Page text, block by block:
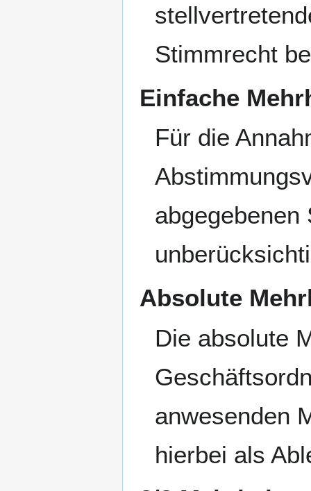
Stimmrecht
Einfache
Für die
abgegebenen
Absolute
Die absolute
anwesenden
hierbei als